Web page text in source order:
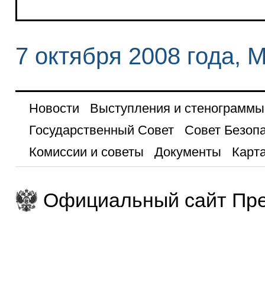
7 октября 2008 года,
Новости
Выступления и стенограммы
Государственный Совет
Совет
Комиссии и советы
Документы
Официальный сайт